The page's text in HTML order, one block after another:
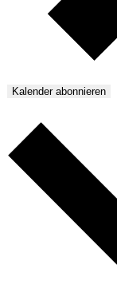
Kalender abonnieren